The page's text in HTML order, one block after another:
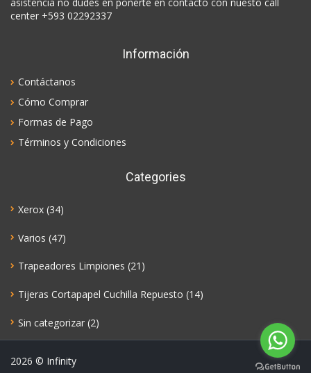
center +593 02292337
Información
Contáctanos
Cómo Comprar
Formas de Pago
Términos y Condiciones
Categories
Xerox (34)
Varios (47)
Trapeadores Limpiones (21)
Tijeras Cortapapel Cuchilla Repuesto (14)
Sin categorizar (2)
2026 © Infinity